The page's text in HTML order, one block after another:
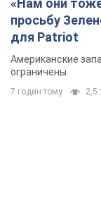
«Нам они
просьбу
для Patriot
Американские
ограничены
7 годин тому 2,5